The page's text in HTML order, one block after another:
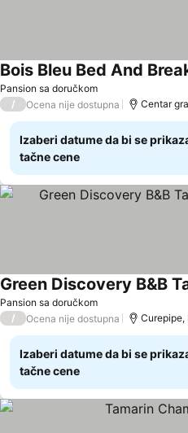
Pansion sa doručkom
Bois Bleu Bed And
/ Ocena nije dostupna Centar
Izaberi datume da bi se
tačne cene
Pansion sa doručkom
/ Ocena nije dostupna
Izaberi datume da bi se
tačne cene